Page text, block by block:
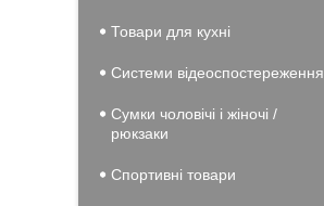
Товари для кухні
Системи відеоспостереження
Сумки чоловічі і жіночі /
рюкзаки
Спортивні товари